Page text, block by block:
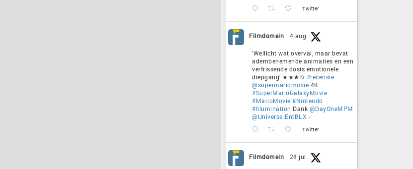
Twitter
Filmdomein 4 aug
'Wellicht wat overval, maar bevat
adembenemende animaties en een
verfrissende dosis emotionele
diepgang' ★★★✩ #recensie
@supermariomovie 4K
#SuperMarioGalaxyMovie
#MarioMovie #Nintendo
#Illumination Dank @DayOneMPM
@UniversalEntBLX -
Twitter
Filmdomein 28 jul